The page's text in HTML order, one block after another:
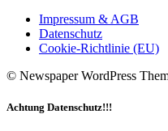
Impressum & AGB
Datenschutz
Cookie-Richtlinie (EU)
© Newspaper WordPress
Achtung Datenschutz!!!